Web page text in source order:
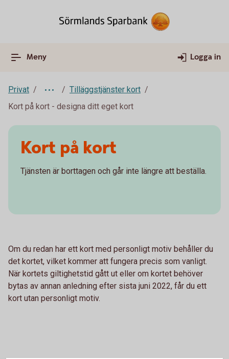
Meny Logga in
Privat
Tilläggstjänster kort
Kort på kort - designa ditt eget kort
Kort på kort
Tjänsten är borttagen och går inte längre att beställa.
Om du redan har ett kort med personligt motiv behåller du
det kortet, vilket kommer att fungera precis som vanligt.
När kortets giltighetstid gått ut eller om kortet behöver
bytas av annan anledning efter sista juni 2022, får du ett
kort utan personligt motiv.